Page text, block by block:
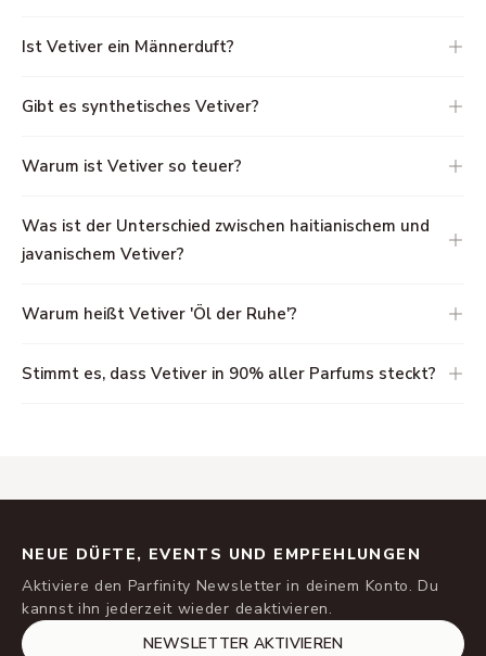
Ist Vetiver ein Männerduft?
Gibt es synthetisches Vetiver?
Warum ist Vetiver so teuer?
Was ist der Unterschied zwischen haitianischem und
javanischem Vetiver?
Warum heißt Vetiver 'Öl der Ruhe'?
Stimmt es, dass Vetiver in 90% aller Parfums steckt?
NEUE DÜFTE, EVENTS UND EMPFEHLUNGEN
Aktiviere den Parfinity Newsletter in deinem Konto. Du
kannst ihn jederzeit wieder deaktivieren.
NEWSLETTER AKTIVIEREN